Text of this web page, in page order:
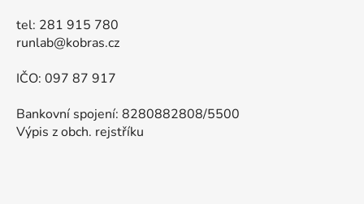
tel: 281 915 780
runlab@kobras.cz
IČO: 097 87 917
Bankovní spojení: 8280882808/5500
Výpis z obch. rejstříku